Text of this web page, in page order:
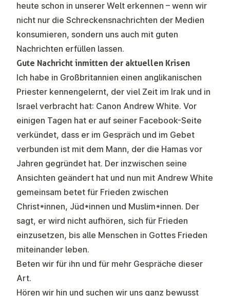
heute schon in unserer Welt erkennen – wenn wir
nicht nur die Schreckensnachrichten der Medien
konsumieren, sondern uns auch mit guten
Nachrichten erfüllen lassen.
Gute Nachricht inmitten der aktuellen Krisen
Ich habe in Großbritannien einen anglikanischen
Priester kennengelernt, der viel Zeit im Irak und in
Israel verbracht hat: Canon Andrew White. Vor
einigen Tagen hat er auf seiner Facebook-Seite
verkündet, dass er im Gespräch und im Gebet
verbunden ist mit dem Mann, der die Hamas vor
Jahren gegründet hat. Der inzwischen seine
Ansichten geändert hat und nun mit Andrew White
gemeinsam betet für Frieden zwischen
Christ*innen, Jüd*innen und Muslim*innen. Der
sagt, er wird nicht aufhören, sich für Frieden
einzusetzen, bis alle Menschen in Gottes Frieden
miteinander leben.
Beten wir für ihn und für mehr Gespräche dieser
Art.
Hören wir hin und suchen wir uns ganz bewusst